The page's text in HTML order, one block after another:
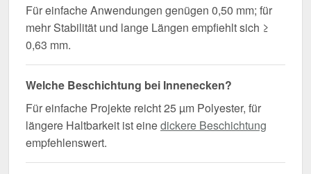
Für einfache Anwendungen genügen 0,50 mm; für
mehr Stabilität und lange Längen empfiehlt sich ≥
0,63 mm.
Welche Beschichtung bei Innenecken?
Für einfache Projekte reicht 25 µm Polyester, für
längere Haltbarkeit ist einedickere Beschichtung
empfehlenswert.